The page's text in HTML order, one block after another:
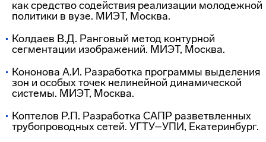
как средство содействия реализации молодежной
политики в вузе. МИЭТ, Москва.
Колдаев В.Д. Ранговый метод контурной
сегментации изображений. МИЭТ, Москва.
Кононова А.И. Разработка программы выделения
зон и особых точек нелинейной динамической
системы. МИЭТ, Москва.
Коптелов Р.П. Разработка САПР разветвленных
трубопроводных сетей. УГТУ–УПИ, Екатеринбург.